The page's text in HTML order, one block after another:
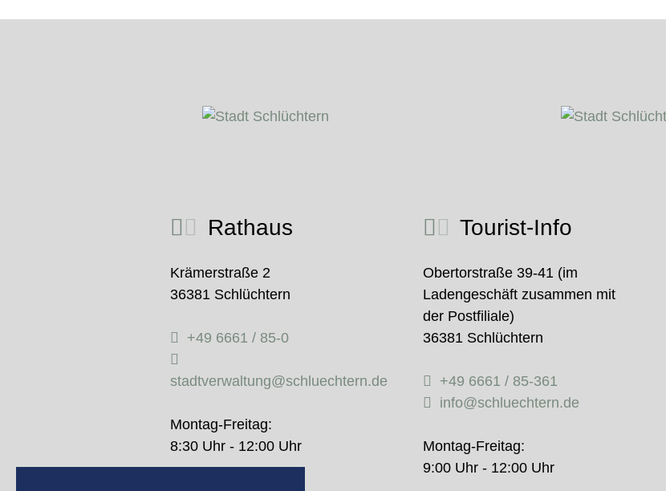
Rathaus
Krämerstraße 2
36381 Schlüchtern
+49 6661 / 85-0
stadtverwaltung@schluechtern.de
Montag-Freitag:
8:30 Uhr - 12:00 Uhr
Tourist-Info
Obertorstraße 39-41 (im
Ladengeschäft zusammen mit
der Postfiliale)
36381 Schlüchtern
+49 6661 / 85-361
info@schluechtern.de
Montag-Freitag:
9:00 Uhr - 12:00 Uhr